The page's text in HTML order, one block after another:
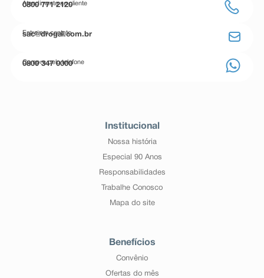
Atendimento ao cliente
0800 771 2120
Entre em contato
sac@drogal.com.br
Compre pelo telefone
0800 347 0000
Institucional
Nossa história
Especial 90 Anos
Responsabilidades
Trabalhe Conosco
Mapa do site
Benefícios
Convênio
Ofertas do mês